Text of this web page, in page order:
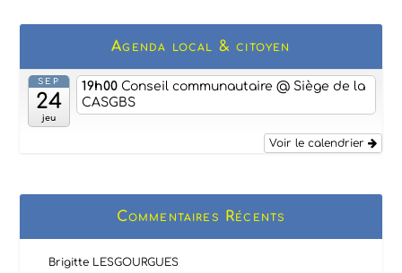
Agenda local & citoyen
SEP
24
jeu
19h00Conseil communautaire@ Siège de la
CASGBS
Voir le calendrier
Commentaires Récents
Brigitte LESGOURGUES